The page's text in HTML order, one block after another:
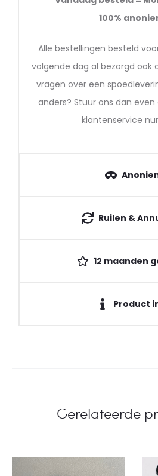
100%
Alle bestellingen besteld
volgende dag al bezorgd ook
vragen over een
anders? Stuur ons dan
klantenservice
Ruilen &
12 maanden
Product
Gerelateerde